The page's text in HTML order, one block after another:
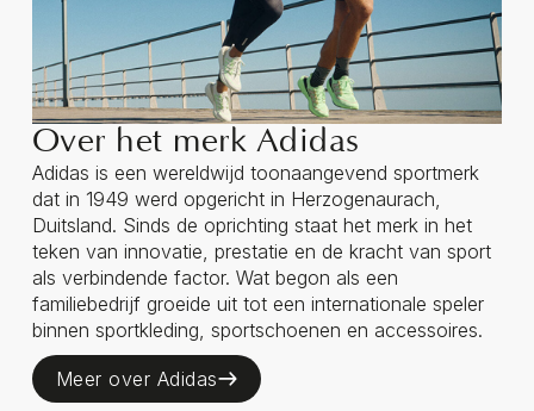
Over het merk Adidas
Adidas is een wereldwijd toonaangevend sportmerk
dat in 1949 werd opgericht in Herzogenaurach,
Duitsland. Sinds de oprichting staat het merk in het
teken van innovatie, prestatie en de kracht van sport
als verbindende factor. Wat begon als een
familiebedrijf groeide uit tot een internationale speler
binnen sportkleding, sportschoenen en accessoires.
Meer over Adidas